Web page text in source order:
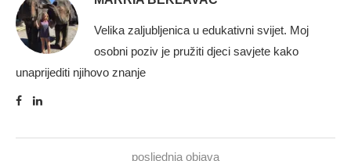
Velika zaljubljenica u edukativni svijet. Moj
osobni poziv je pružiti djeci savjete kako
unaprijediti njihovo znanje
posljednja objava